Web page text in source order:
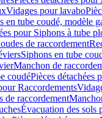
Vidages pour lavabo
en tube coudé, modèle
pour Siphons à tube
de raccordement
Siphons en tube
Manchon de
coudéPièces détachées
Raccordements
de raccordement
Évacuation des sols